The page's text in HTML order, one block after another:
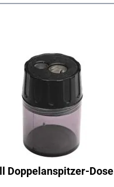
Doppelanspitzer-Dose